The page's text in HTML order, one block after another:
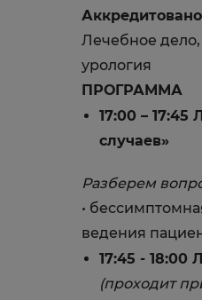
Лечебное
урология
ПРОГРАММА
17:00 – 17:45
случаев»
​Разберем
•
ведения
17:45 - 18:00
(проходит